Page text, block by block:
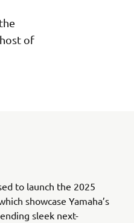
of
to launch the 2025
showcase Yamaha’s
sleek next-